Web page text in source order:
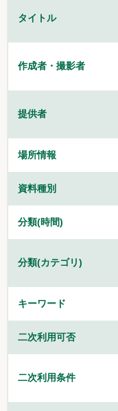
タイトル
作成者・撮影者
提供者
場所情報
資料種別
分類(時間)
分類(カテゴリ)
キーワード
二次利用可否
二次利用条件